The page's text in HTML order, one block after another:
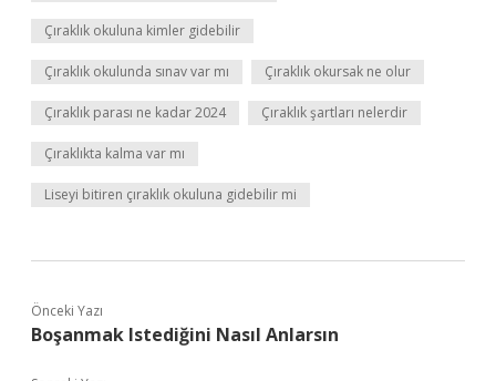
Çıraklık okuluna kimler gidebilir
Çıraklık okulunda sınav var mı Çıraklık okursak ne olur
Çıraklık parası ne kadar 2024 Çıraklık şartları nelerdir
Çıraklıkta kalma var mı
Liseyi bitiren çıraklık okuluna gidebilir mi
Önceki Yazı
Boşanmak Istediğini Nasıl Anlarsın